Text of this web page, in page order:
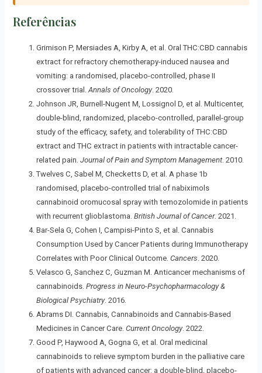
Referências
Grimison P, Mersiades A, Kirby A, et al. Oral THC:CBD cannabis
extract for refractory chemotherapy-induced nausea and
vomiting: a randomised, placebo-controlled, phase II
crossover trial. Annals of Oncology. 2020.
Johnson JR, Burnell-Nugent M, Lossignol D, et al. Multicenter,
double-blind, randomized, placebo-controlled, parallel-group
study of the efficacy, safety, and tolerability of THC:CBD
extract and THC extract in patients with intractable cancer-
related pain. Journal of Pain and Symptom Management. 2010.
Twelves C, Sabel M, Checketts D, et al. A phase 1b
randomised, placebo-controlled trial of nabiximols
cannabinoid oromucosal spray with temozolomide in patients
with recurrent glioblastoma. British Journal of Cancer. 2021.
Bar-Sela G, Cohen I, Campisi-Pinto S, et al. Cannabis
Consumption Used by Cancer Patients during Immunotherapy
Correlates with Poor Clinical Outcome. Cancers . 2020.
Velasco G, Sanchez C, Guzman M. Anticancer mechanisms of
cannabinoids. Progress in Neuro-Psychopharmacology &
Biological Psychiatry. 2016.
Abrams DI. Cannabis, Cannabinoids and Cannabis-Based
Medicines in Cancer Care. Current Oncology. 2022.
Good P, Haywood A, Gogna G, et al. Oral medicinal
cannabinoids to relieve symptom burden in the palliative care
of patients with advanced cancer: a double-blind, placebo-